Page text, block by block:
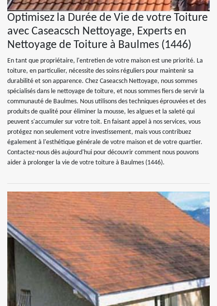
Optimisez la Durée de Vie de votre Toiture
avec Caseacsch Nettoyage, Experts en
Nettoyage de Toiture à Baulmes (1446)
En tant que propriétaire, l'entretien de votre maison est une priorité. La
toiture, en particulier, nécessite des soins réguliers pour maintenir sa
durabilité et son apparence. Chez Caseacsch Nettoyage, nous sommes
spécialisés dans le nettoyage de toiture, et nous sommes fiers de servir la
communauté de Baulmes. Nous utilisons des techniques éprouvées et des
produits de qualité pour éliminer la mousse, les algues et la saleté qui
peuvent s'accumuler sur votre toit. En faisant appel à nos services, vous
protégez non seulement votre investissement, mais vous contribuez
également à l'esthétique générale de votre maison et de votre quartier.
Contactez-nous dès aujourd'hui pour découvrir comment nous pouvons
aider à prolonger la vie de votre toiture à Baulmes (1446).